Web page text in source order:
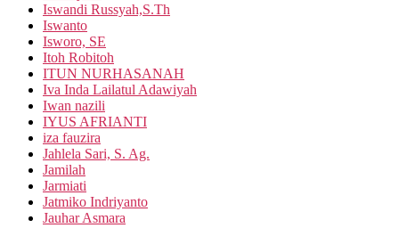
Iswandi Russyah,S.Th
Iswanto
Isworo, SE
Itoh Robitoh
ITUN NURHASANAH
Iva Inda Lailatul Adawiyah
Iwan nazili
IYUS AFRIANTI
iza fauzira
Jahlela Sari, S. Ag.
Jamilah
Jarmiati
Jatmiko Indriyanto
Jauhar Asmara